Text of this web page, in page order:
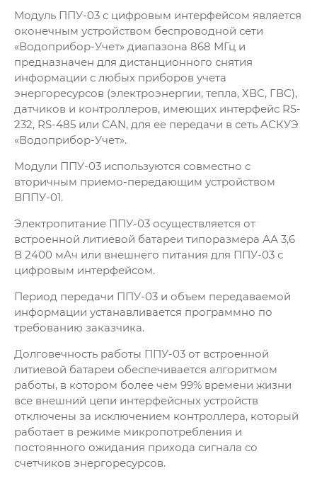
Модуль ППУ-03 с цифровым интерфейсом является
оконечным устройством беспроводной сети
«Водоприбор-Учет» диапазона 868 МГц и
предназначен для дистанционного снятия
информации с любых приборов учета
энергоресурсов (электроэнергии, тепла, ХВС, ГВС),
датчиков и контроллеров, имеющих интерфейс RS-
232, RS-485 или CAN, для ее передачи в сеть АСКУЭ
«Водоприбор-Учет».
Модули ППУ-03 используются совместно с
вторичным приемо-передающим устройством
ВППУ-01.
Электропитание ППУ-03 осуществляется от
встроенной литиевой батареи типоразмера АА 3,6
В 2400 мАч или внешнего питания для ППУ-03 с
цифровым интерфейсом.
Период передачи ППУ-03 и объем передаваемой
информации устанавливается программно по
требованию заказчика.
Долговечность работы ППУ-03 от встроенной
литиевой батареи обеспечивается алгоритмом
работы, в котором более чем 99% времени жизни
все внешний цепи интерфейсных устройств
отключены за исключением контроллера, который
работает в режиме микропотребления и
постоянного ожидания прихода сигнала со
счетчиков энергоресурсов.